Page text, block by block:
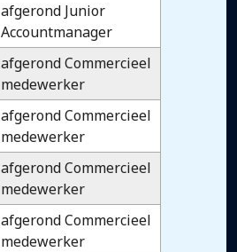
afgerond Junior
Accountmanager
afgerond Commercieel
medewerker
afgerond Commercieel
medewerker
afgerond Commercieel
medewerker
afgerond Commercieel
medewerker